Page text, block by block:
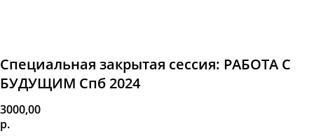
Специальная закрытая сессия: РАБОТА С
БУДУЩИМ Спб 2024
3000,00
р.